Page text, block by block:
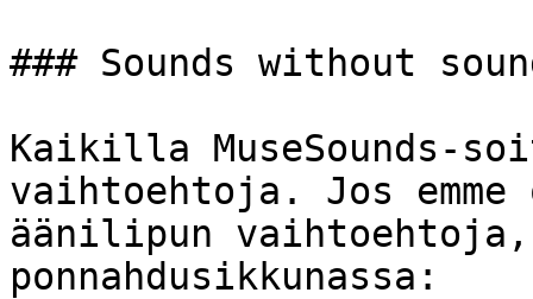
### Sounds without
Kaikilla
vaihtoehtoja. Jos
äänilipun
ponnahdusikkunassa: